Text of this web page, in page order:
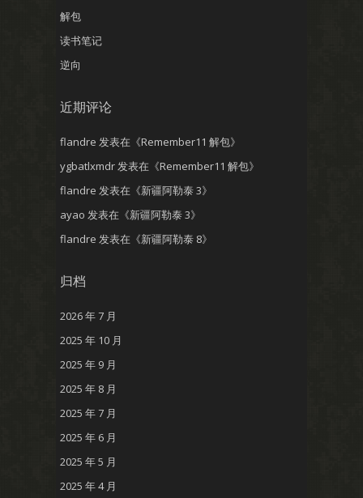
解包
读书笔记
逆向
近期评论
flandre 发表在《Remember11 解包》
ygbatlxmdr发表在《Remember11 解包》
flandre 发表在《新疆阿勒泰 3》
ayao 发表在《新疆阿勒泰 3》
flandre 发表在《新疆阿勒泰 8》
归档
2026 年 7 月
2025 年 10 月
2025 年 9 月
2025 年 8 月
2025 年 7 月
2025 年 6 月
2025 年 5 月
2025 年 4 月